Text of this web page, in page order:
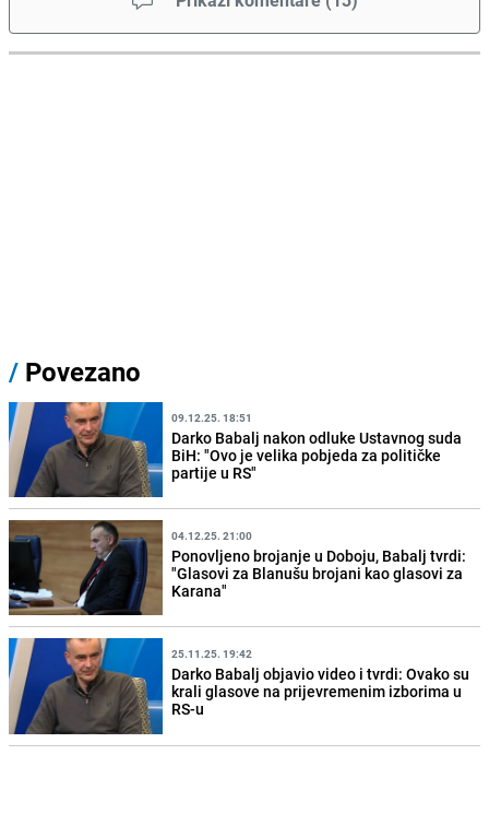
/ Povezano
09.12.25. 18:51
Darko Babalj nakon odluke Ustavnog suda
BiH: "Ovo je velika pobjeda za političke
partije u RS"
04.12.25. 21:00
Ponovljeno brojanje u Doboju, Babalj tvrdi:
"Glasovi za Blanušu brojani kao glasovi za
Karana"
25.11.25. 19:42
Darko Babalj objavio video i tvrdi: Ovako su
krali glasove na prijevremenim izborima u
RS-u